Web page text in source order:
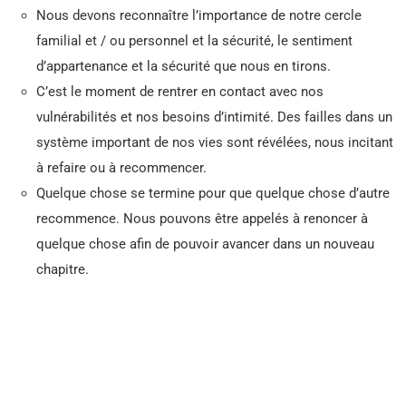
Nous devons reconnaître l’importance de notre cercle
familial et / ou personnel et la sécurité, le sentiment
d’appartenance et la sécurité que nous en tirons.
C’est le moment de rentrer en contact avec nos
vulnérabilités et nos besoins d’intimité. Des failles dans un
système important de nos vies sont révélées, nous incitant
à refaire ou à recommencer.
Quelque chose se termine pour que quelque chose d’autre
recommence. Nous pouvons être appelés à renoncer à
quelque chose afin de pouvoir avancer dans un nouveau
chapitre.